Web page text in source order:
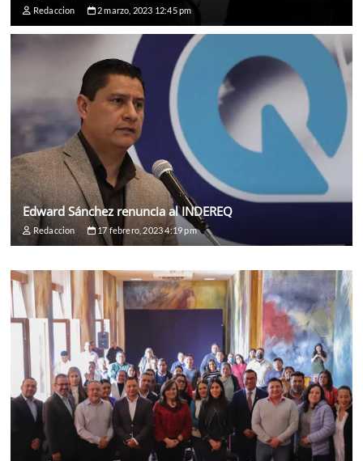
Redaccion 2 marzo, 2023 12:45 pm
Edward Sánchez renuncia al INDEREQ
Redaccion 17 febrero, 2023 4:19 pm